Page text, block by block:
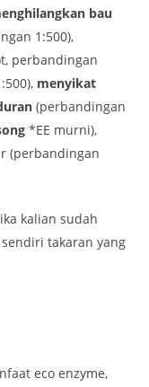
bau
1:500),
perbandingan
menyikat
(perbandingan
*EE murni),
(perbandingan
kalian sudah
takaran yang
eco enzyme,